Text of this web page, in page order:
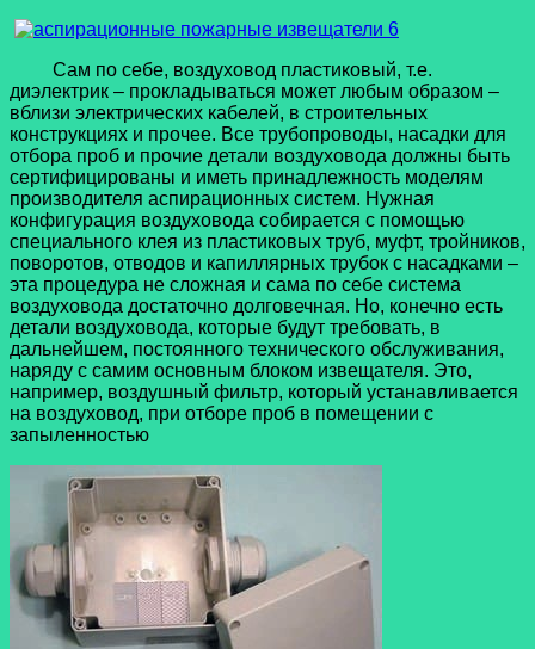
Сам по себе, воздуховод пластиковый, т.е.
диэлектрик – прокладываться может любым образом –
вблизи электрических кабелей, в строительных
конструкциях и прочее. Все трубопроводы, насадки для
отбора проб и прочие детали воздуховода должны быть
сертифицированы и иметь принадлежность моделям
производителя аспирационных систем. Нужная
конфигурация воздуховода собирается с помощью
специального клея из пластиковых труб, муфт, тройников,
поворотов, отводов и капиллярных трубок с насадками –
эта процедура не сложная и сама по себе система
воздуховода достаточно долговечная. Но, конечно есть
детали воздуховода, которые будут требовать, в
дальнейшем, постоянного технического обслуживания,
наряду с самим основным блоком извещателя. Это,
например, воздушный фильтр, который устанавливается
на воздуховод, при отборе проб в помещении с
запыленностью